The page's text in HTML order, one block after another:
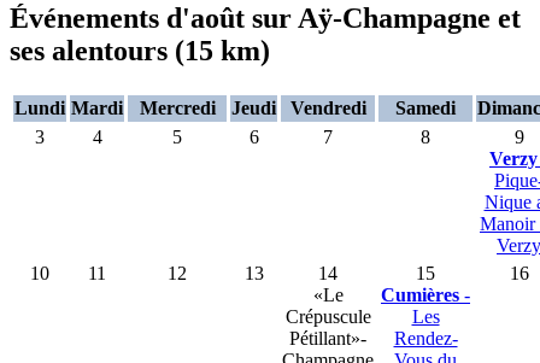
Événements d'août sur Aÿ-Champagne et
ses alentours (15 km)
Lundi Mardi Mercredi Jeudi Vendredi Samedi
3
4 5 6 7 8
9
Verzy
Nique
Manoir
Verzy
10
11 12 13
14
«Le
Crépuscule
Pétillant»-
15
Cumières -
Les
Rendez-
16